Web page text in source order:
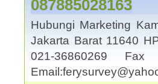
087885028163
Hubungi Marketing
Jakarta Barat 11640
021-36860269